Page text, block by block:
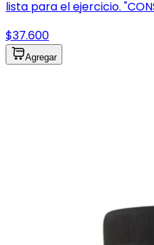
lista para el ejercicio.
$37.600
Agregar